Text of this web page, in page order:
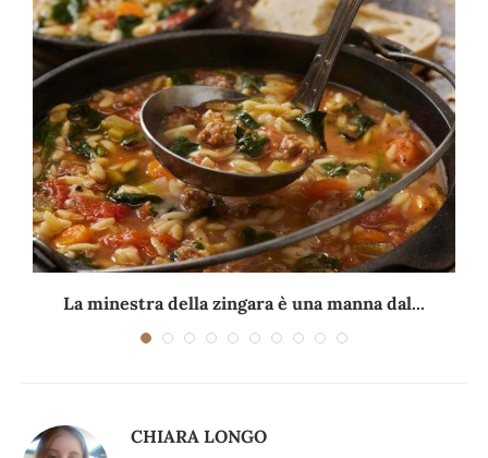
La minestra della zingara è una manna dal...
CHIARA LONGO